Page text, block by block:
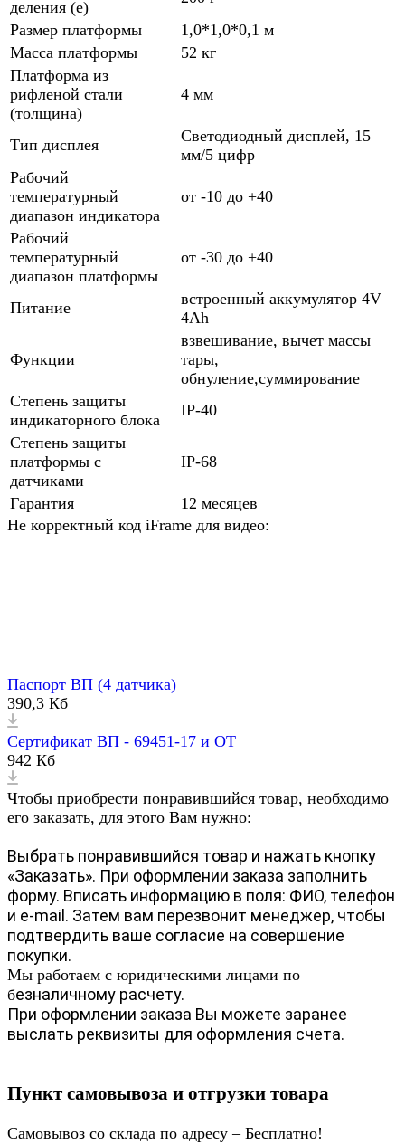
деления (е)
Размер платформы
1,0*1,0*0,1 м
Масса платформы
52 кг
Платформа из
рифленой стали
(толщина)
4 мм
Тип дисплея
Светодиодный дисплей, 15
мм/5 цифр
Рабочий
температурный
диапазон индикатора
от -10 до +40
Рабочий
температурный
диапазон платформы
от -30 до +40
Питание
встроенный аккумулятор 4V
4Ah
Функции
взвешивание, вычет массы
тары,
обнуление,суммирование
Степень защиты
индикаторного блока
IP-40
Степень защиты
платформы с
датчиками
IP-68
Гарантия
12 месяцев
Не корректный код iFrame для видео:
Паспорт ВП (4 датчика)
390,3 Кб
Сертификат ВП - 69451-17 и ОТ
942 Кб
Чтобы приобрести понравившийся товар, необходимо
его заказать, для этого Вам нужно:
Выбрать понравившийся товар и нажать кнопку
«Заказать». При оформлении заказа заполнить
форму. Вписать информацию в поля: ФИО, телефон
и e-mail. Затем вам перезвонит менеджер, чтобы
подтвердить ваше согласие на совершение
покупки.
Мы работаем с юридическими лицами по
безналичному расчету.
При оформлении заказа Вы можете заранее
выслать реквизиты для оформления счета.
Пункт самовывоза и отгрузки товара
Самовывоз со склада по адресу – Бесплатно!